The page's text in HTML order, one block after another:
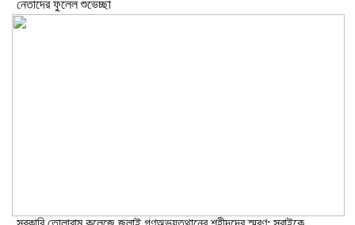
নেতাদের ফুলেল শুভেচ্ছা